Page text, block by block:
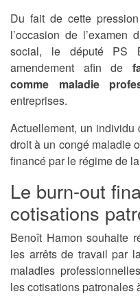
Du fait de cette
l’occasion de
social, le député PS
amendement afin de
comme maladie
entreprises.
Actuellement, un
droit à un congé maladie
financé par le régime de
Le burn-out
cotisations
Benoît Hamon souhaite
les arrêts de travail par
maladies
les cotisations patronales